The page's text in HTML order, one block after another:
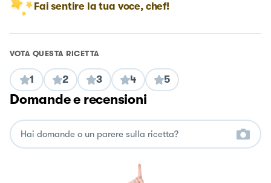
Fai sentire la tua voce, chef!
VOTA QUESTA RICETTA
1 2 3 4 5
Domande e recensioni